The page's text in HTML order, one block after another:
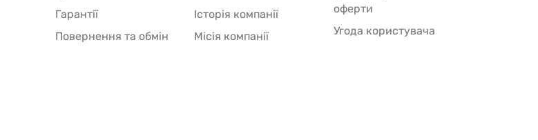
Гарантії
Повернення та обмін
Історія компанії
Місія компанії
оферти
Угода користувача